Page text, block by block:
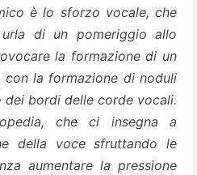
è lo sforzo vocale, che
di un pomeriggio allo
la formazione di un
la formazione di noduli
bordi delle corde vocali.
che ci insegna a
della voce sfruttando le
aumentare la pressione